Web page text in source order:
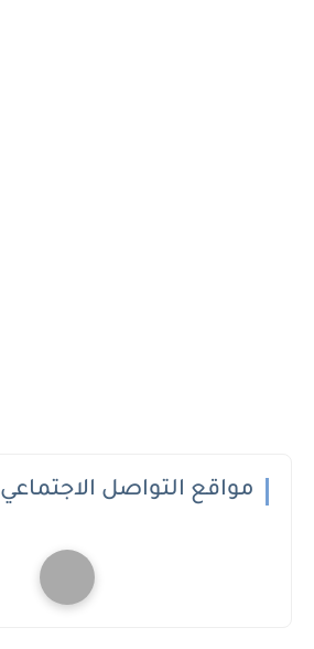
مواقع التواصل الاجتماعي